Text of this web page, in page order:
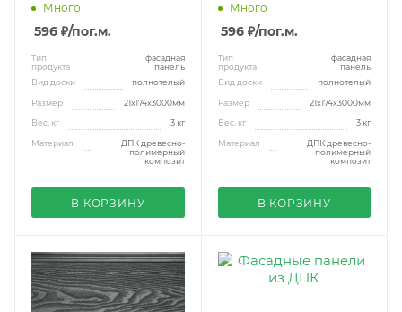
Много
596 ₽/пог.м.
Тип
продукта
фасадная
панель
Вид доски
полнотелый
Размер 21x174x3000мм
Вес, кг 3 кг
Материал
ДПК древесно-
полимерный
композит
В КОРЗИНУ
Много
596 ₽/пог.м.
Тип
продукта
фасадная
панель
Вид доски
полнотелый
Размер 21x174x3000мм
Вес, кг 3 кг
Материал
ДПК древесно-
полимерный
композит
В КОРЗИНУ